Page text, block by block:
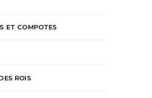
ET COMPOTES
ROIS